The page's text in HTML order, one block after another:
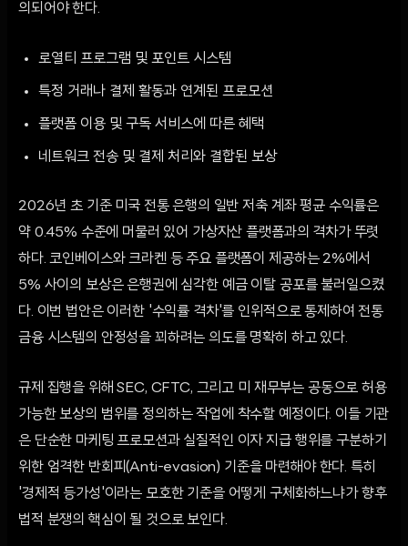
의되어야 한다.
로열티 프로그램 및 포인트 시스템
특정 거래나 결제 활동과 연계된 프로모션
플랫폼 이용 및 구독 서비스에 따른 혜택
네트워크 전송 및 결제 처리와 결합된 보상
2026년 초 기준 미국 전통 은행의 일반 저축 계좌 평균 수익률은
약 0.45% 수준에 머물러 있어 가상자산 플랫폼과의 격차가 뚜렷
하다. 코인베이스와 크라켄 등 주요 플랫폼이 제공하는 2%에서
5% 사이의 보상은 은행권에 심각한 예금 이탈 공포를 불러일으켰
다. 이번 법안은 이러한 '수익률 격차'를 인위적으로 통제하여 전통
금융 시스템의 안정성을 꾀하려는 의도를 명확히 하고 있다.
규제 집행을 위해 SEC, CFTC, 그리고 미 재무부는 공동으로 허용
가능한 보상의 범위를 정의하는 작업에 착수할 예정이다. 이들 기관
은 단순한 마케팅 프로모션과 실질적인 이자 지급 행위를 구분하기
위한 엄격한 반회피(Anti-evasion) 기준을 마련해야 한다. 특히
'경제적 등가성'이라는 모호한 기준을 어떻게 구체화하느냐가 향후
법적 분쟁의 핵심이 될 것으로 보인다.